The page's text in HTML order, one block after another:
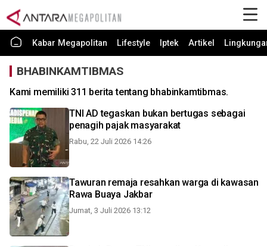
Kabar Megapolitan Lifestyle Iptek Artikel
BHABINKAMTIBMAS
Kami memiliki 311 berita tentang bhabinkamtibmas.
TNI AD tegaskan bukan bertugas sebagai
penagih pajak masyarakat
Rabu, 22 Juli 2026 14:26
Tawuran remaja resahkan warga di kawasan
Rawa Buaya Jakbar
Jumat, 3 Juli 2026 13:12